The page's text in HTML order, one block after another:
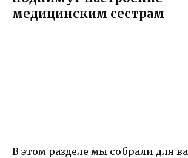
медицинским сестрам
В этом разделе мы собрали для